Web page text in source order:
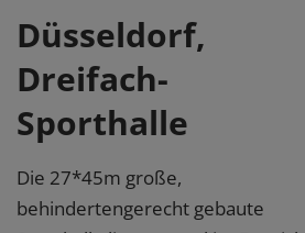
Düsseldorf,
Dreifach-
Sporthalle
Die 27*45m große,
behindertengerecht gebaute